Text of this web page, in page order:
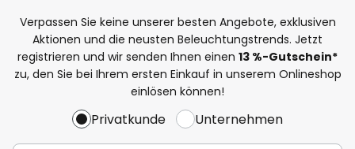
Verpassen Sie keine unserer besten Angebote, exklusiven
Aktionen und die neusten Beleuchtungstrends. Jetzt
registrieren und wir senden Ihnen einen 13 %-Gutschein*
zu, den Sie bei Ihrem ersten Einkauf in unserem Onlineshop
einlösen können!
Privatkunde Unternehmen